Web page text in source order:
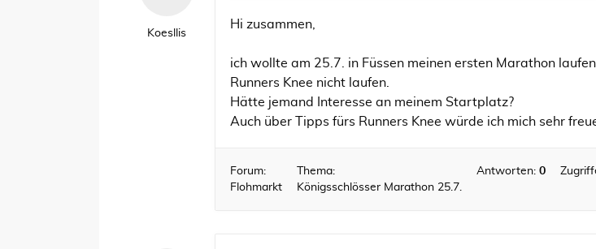
Koesllis
Hi zusammen,
ich wollte am 25.7. in Füssen meinen ersten Marathon
Runners Knee nicht laufen.
Hätte jemand Interesse an meinem Startplatz?
Auch über Tipps fürs Runners Knee würde ich mich sehr
Forum:
Flohmarkt
Thema:
Königsschlösser Marathon 25.7.
Antworten: 0